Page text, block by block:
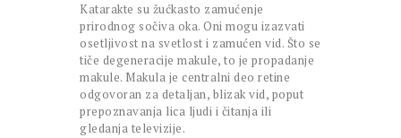
Katarakte su žućkasto zamućenje
prirodnog sočiva oka. Oni mogu izazvati
osetljivost na svetlost i zamućen vid. Što se
tiče degeneracije makule, to je propadanje
makule. Makula je centralni deo retine
odgovoran za detaljan, blizak vid, poput
prepoznavanja lica ljudi i čitanja ili
gledanja televizije.